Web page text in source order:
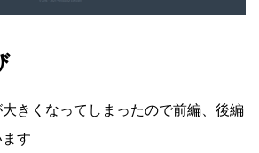
きくなってしまったので前編、後編
す